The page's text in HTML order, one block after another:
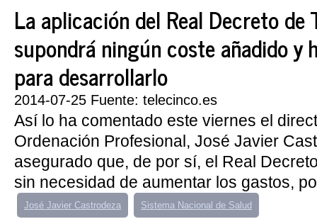
La aplicación del Real Decreto de
supondrá ningún coste añadido y
para desarrollarlo
2014-07-25 Fuente: telecinco.es
Así lo ha comentado este viernes el
Ordenación Profesional, José Javier
asegurado que, de por sí, el Real
sin necesidad de aumentar los gastos,
José Javier Castrodeza Sistema Nacional de Salud